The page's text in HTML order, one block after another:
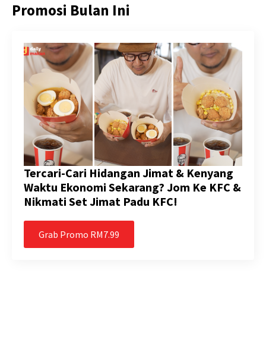
Promosi Bulan Ini
Tercari-Cari Hidangan Jimat & Kenyang
Waktu Ekonomi Sekarang? Jom Ke KFC &
Nikmati Set Jimat Padu KFC!
Grab Promo RM7.99